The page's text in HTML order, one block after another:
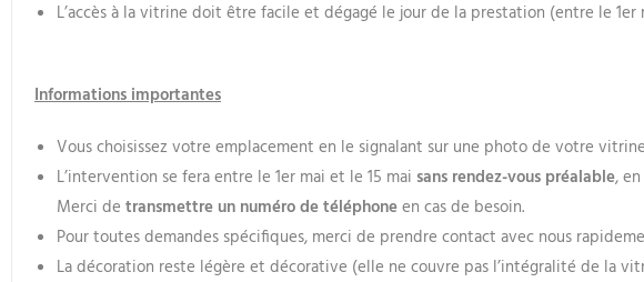
L’accès à la vitrine doit être facile et dégagé le jour de la prestation (entre le 1er
Informations importantes
Vous choisissez votre emplacement en le signalant sur une photo de votre
L’intervention se fera entre le 1er mai et le 15 mai sans rendez-vous préalable,
Merci de transmettre un numéro de téléphoneen cas de besoin.
Pour toutes demandes spécifiques, merci de prendre contact avec nous
La décoration reste légère et décorative (elle ne couvre pas l’intégralité de la